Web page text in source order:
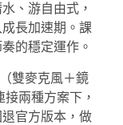
、游自由式，
長加速期。課
的穩定運作。
雙麥克風＋鏡
兩種方案下，
官方版本，做